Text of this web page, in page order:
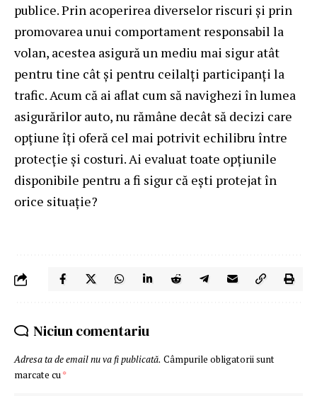
publice. Prin acoperirea diverselor riscuri și prin
promovarea unui comportament responsabil la
volan, acestea asigură un mediu mai sigur atât
pentru tine cât și pentru ceilalți participanți la
trafic. Acum că ai aflat cum să navighezi în lumea
asigurărilor auto, nu rămâne decât să decizi care
opțiune îți oferă cel mai potrivit echilibru între
protecție și costuri. Ai evaluat toate opțiunile
disponibile pentru a fi sigur că ești protejat în
orice situație?
Niciun comentariu
Adresa ta de email nu va fi publicată. Câmpurile obligatorii sunt
marcate cu *